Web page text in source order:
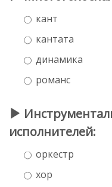
кант
кантата
динамика
романс
исполнителей:
оркестр
хор